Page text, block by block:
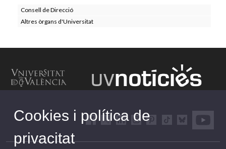
Consell de Direcció
Altres òrgans d'Universitat
Cookies i política de
privacitat